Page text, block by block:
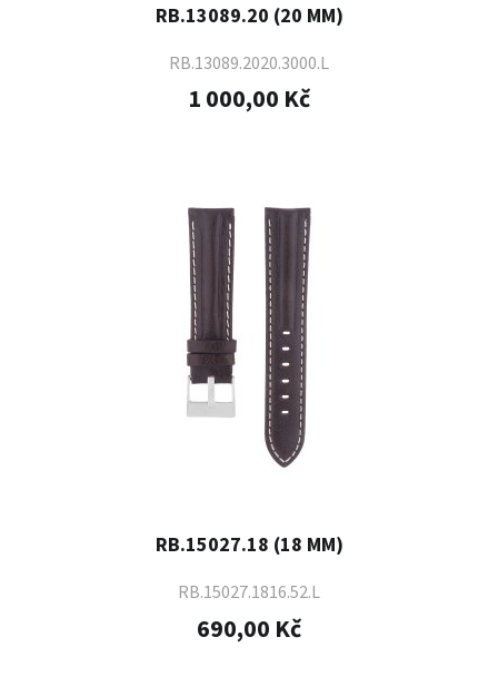
RB.13089.20 (20 MM)
RB.13089.2020.3000.L
1 000,00 Kč
RB.15027.18 (18 MM)
RB.15027.1816.52.L
690,00 Kč